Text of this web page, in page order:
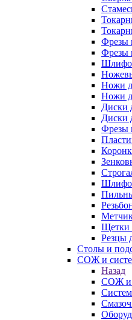
Фрезы
Фрезы
Ножи
Ножи
Диски
Диски
Фрезы
Щетки
Резцы
Столы и
СОЖ и
Назад
СОЖ и